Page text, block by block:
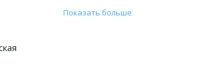
Показать больше